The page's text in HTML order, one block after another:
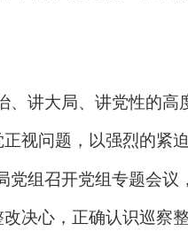
讲大局、讲党性的
视问题，以强烈的紧
党组召开党组专题会议
决心，正确认识巡察